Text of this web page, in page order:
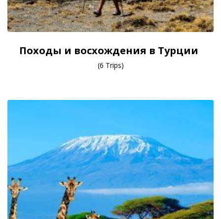
Походы и восхождения в Турции
(6 Trips)